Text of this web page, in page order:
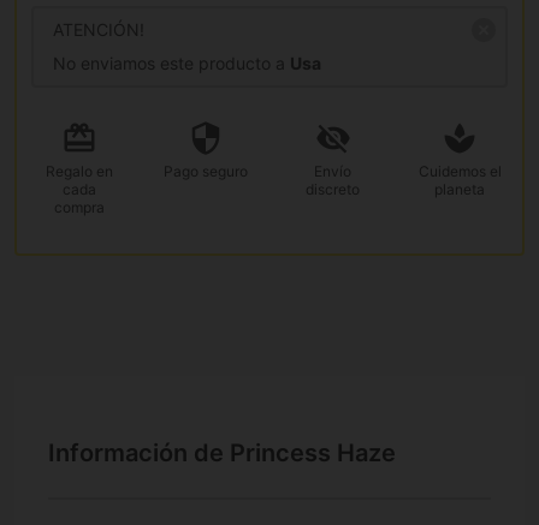
ATENCIÓN!
No enviamos este producto a Usa
Regalo en
cada
compra
Pago seguro
Envío
discreto
Cuidemos el
planeta
Información de Princess Haze